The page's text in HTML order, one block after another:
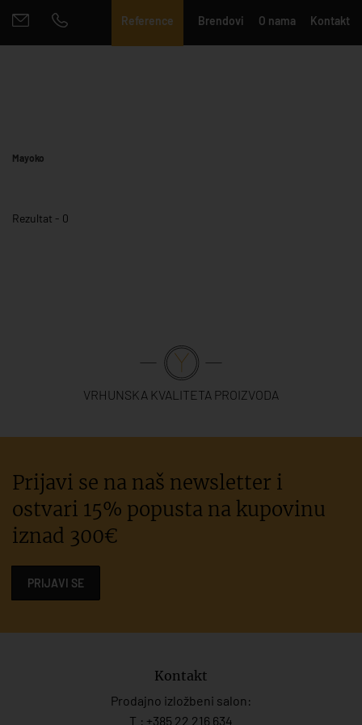
Reference Brendovi O nama Kontakt
Mayoko
Rezultat - 0
VRHUNSKA KVALITETA PROIZVODA
Prijavi se na naš newsletter i
ostvari 15% popusta na kupovinu
iznad 300€
PRIJAVI SE
Kontakt
Prodajno izložbeni salon:
T.: +385 22 216 634